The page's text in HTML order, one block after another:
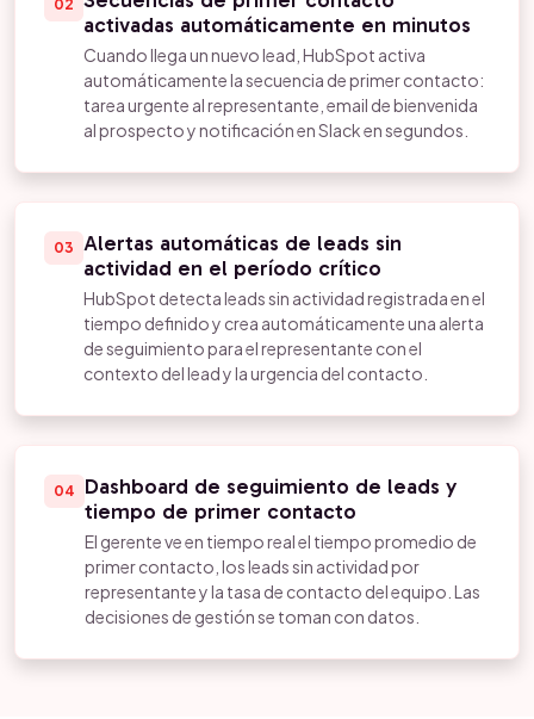
02
activadas automáticamente en minutos
Cuando llega un nuevo lead, HubSpot activa
automáticamente la secuencia de primer contacto:
tarea urgente al representante, email de bienvenida
al prospecto y notificación en Slack en segundos.
03 Alertas automáticas de leads sin
actividad en el período crítico
HubSpot detecta leads sin actividad registrada en el
tiempo definido y crea automáticamente una alerta
de seguimiento para el representante con el
contexto del lead y la urgencia del contacto.
04
Dashboard de seguimiento de leads y
tiempo de primer contacto
El gerente ve en tiempo real el tiempo promedio de
primer contacto, los leads sin actividad por
representante y la tasa de contacto del equipo. Las
decisiones de gestión se toman con datos.